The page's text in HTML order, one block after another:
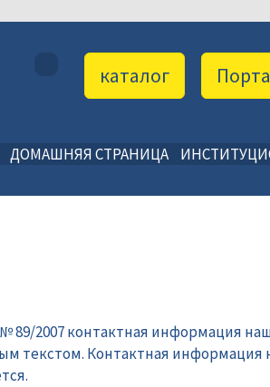
каталог
ДОМАШНЯЯ СТРАНИЦА
2007 контактная информация
текстом. Контактная информация